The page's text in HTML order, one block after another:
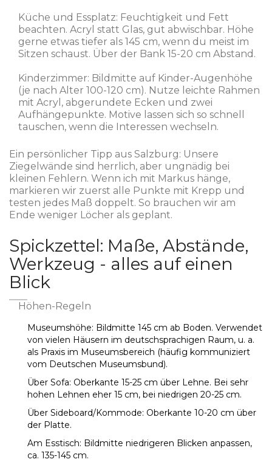
Küche und Essplatz: Feuchtigkeit und Fett
beachten. Acryl statt Glas, gut abwischbar. Höhe
gerne etwas tiefer als 145 cm, wenn du meist im
Sitzen schaust. Über der Bank 15-20 cm Abstand.
Kinderzimmer: Bildmitte auf Kinder-Augenhöhe
(je nach Alter 100-120 cm). Nutze leichte Rahmen
mit Acryl, abgerundete Ecken und zwei
Aufhängepunkte. Motive lassen sich so schnell
tauschen, wenn die Interessen wechseln.
Ein persönlicher Tipp aus Salzburg: Unsere
Ziegelwände sind herrlich, aber ungnädig bei
kleinen Fehlern. Wenn ich mit Markus hänge,
markieren wir zuerst alle Punkte mit Krepp und
testen jedes Maß doppelt. So brauchen wir am
Ende weniger Löcher als geplant.
Spickzettel: Maße, Abstände,
Werkzeug - alles auf einen
Blick
Höhen-Regeln
Museumshöhe: Bildmitte 145 cm ab Boden. Verwendet
von vielen Häusern im deutschsprachigen Raum, u. a.
als Praxis im Museumsbereich (häufig kommuniziert
vom Deutschen Museumsbund).
Über Sofa: Oberkante 15-25 cm über Lehne. Bei sehr
hohen Lehnen eher 15 cm, bei niedrigen 20-25 cm.
Über Sideboard/Kommode: Oberkante 10-20 cm über
der Platte.
Am Esstisch: Bildmitte niedrigeren Blicken anpassen,
ca. 135-145 cm.